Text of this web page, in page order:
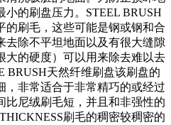
的刷盘压力。STEEL BRUSH
的刷毛，这些可能是钢或钢和合
去除不平坦地面以及有很大缝隙
大的硬度）可以用来除去难以去
BRUSH天然纤维刷盘该刷盘的
，非常适合于非常精巧的或经过
比尼绒刷毛短，并且和非强性的
刷毛的稠密较稠密的